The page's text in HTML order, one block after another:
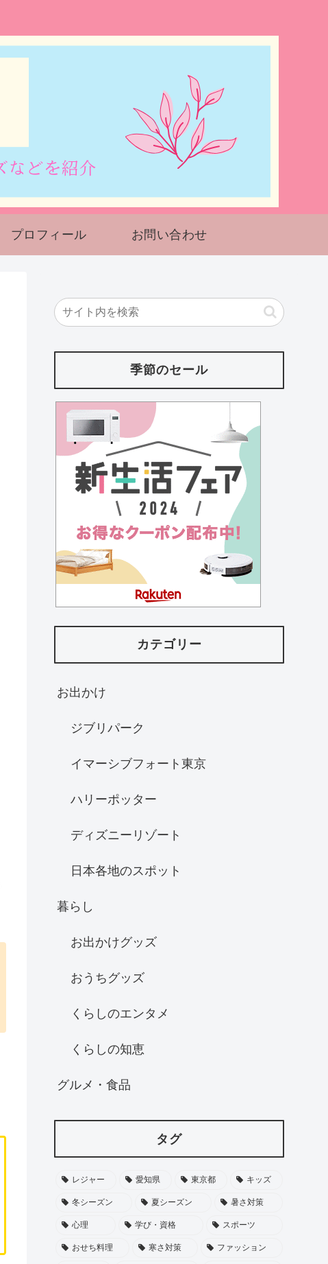
プロフィール お問い合わせ
季節のセール
カテゴリー
お出かけ
ジブリパーク
イマーシブフォート東京
ハリーポッター
ディズニーリゾート
日本各地のスポット
暮らし
お出かけグッズ
おうちグッズ
くらしのエンタメ
くらしの知恵
グルメ・食品
タグ
レジャー 愛知県 東京都 キッズ
冬シーズン 夏シーズン 暑さ対策
心理 学び・資格 スポーツ
おせち料理 寒さ対策 ファッション